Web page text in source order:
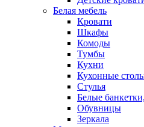
Белая мебель
Кровати
Шкафы
Комоды
Тумбы
Кухни
Кухонные
Стулья
Белые
Обувницы
Зеркала